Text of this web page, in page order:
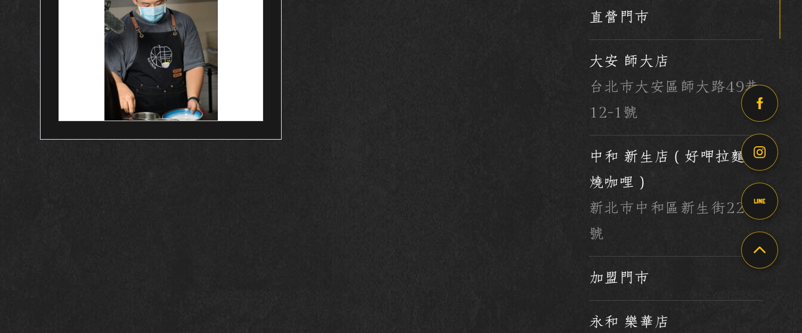
直營門市
大安 師大店
台北市大安區師大路49巷
12-1號
中和 新生店（好呷拉麵 x
燒咖哩）
新北市中和區新生街223
號
加盟門市
永和 樂華店